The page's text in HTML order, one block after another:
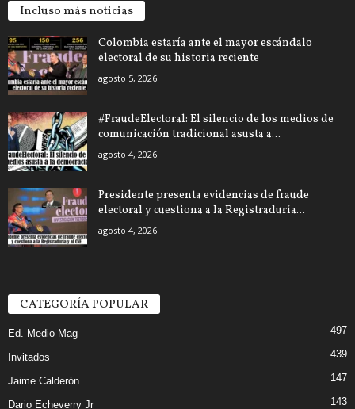
Incluso más noticias
Colombia estaría ante el mayor escándalo
electoral de su historia reciente
agosto 5, 2026
#FraudeElectoral: El silencio de los medios de
comunicación tradicional asusta a...
agosto 4, 2026
Presidente presenta evidencias de fraude
electoral y cuestiona a la Registraduría...
agosto 4, 2026
CATEGORÍA POPULAR
Ed. Medio Mag 497
Invitados 439
Jaime Calderón 147
Dario Echeverry Jr 143